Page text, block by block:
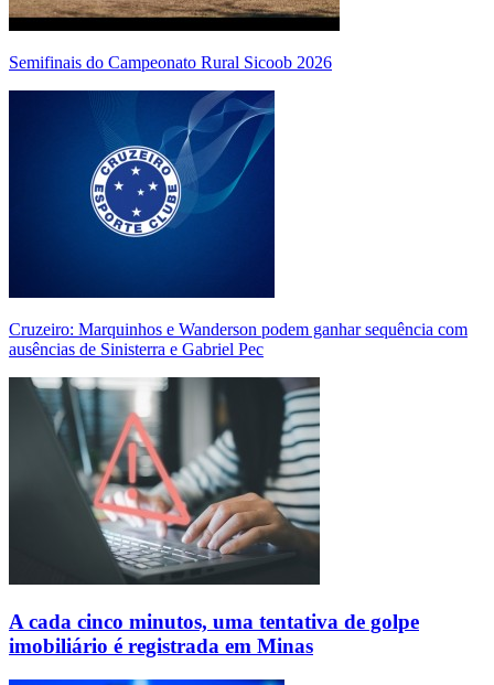
Semifinais do Campeonato Rural Sicoob 2026
Cruzeiro: Marquinhos e Wanderson podem ganhar sequência com
ausências de Sinisterra e Gabriel Pec
A cada cinco minutos, uma tentativa de golpe
imobiliário é registrada em Minas